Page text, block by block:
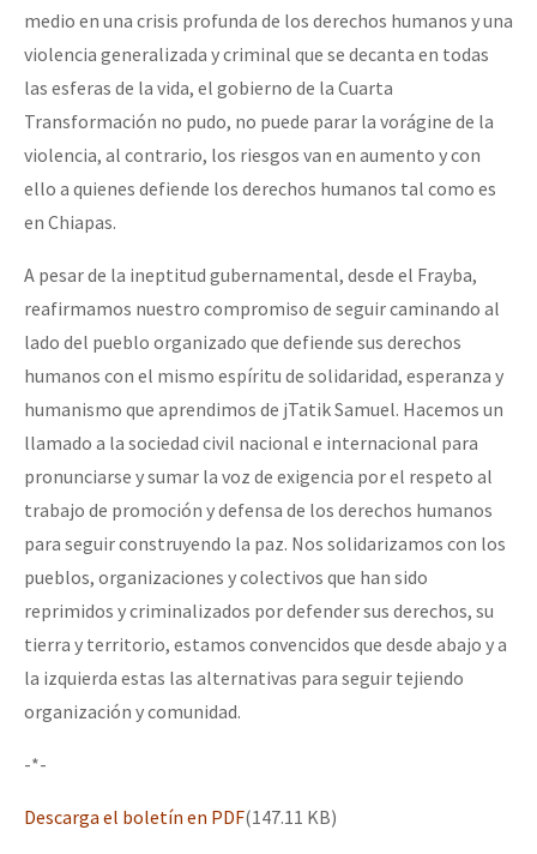
medio en una crisis profunda de los derechos humanos y una
violencia generalizada y criminal que se decanta en todas
las esferas de la vida, el gobierno de la Cuarta
Transformación no pudo, no puede parar la vorágine de la
violencia, al contrario, los riesgos van en aumento y con
ello a quienes defiende los derechos humanos tal como es
en Chiapas.
A pesar de la ineptitud gubernamental, desde el Frayba,
reafirmamos nuestro compromiso de seguir caminando al
lado del pueblo organizado que defiende sus derechos
humanos con el mismo espíritu de solidaridad, esperanza y
humanismo que aprendimos de jTatik Samuel. Hacemos un
llamado a la sociedad civil nacional e internacional para
pronunciarse y sumar la voz de exigencia por el respeto al
trabajo de promoción y defensa de los derechos humanos
para seguir construyendo la paz. Nos solidarizamos con los
pueblos, organizaciones y colectivos que han sido
reprimidos y criminalizados por defender sus derechos, su
tierra y territorio, estamos convencidos que desde abajo y a
la izquierda estas las alternativas para seguir tejiendo
organización y comunidad.
-*-
Descarga el boletín en PDF(147.11 KB)